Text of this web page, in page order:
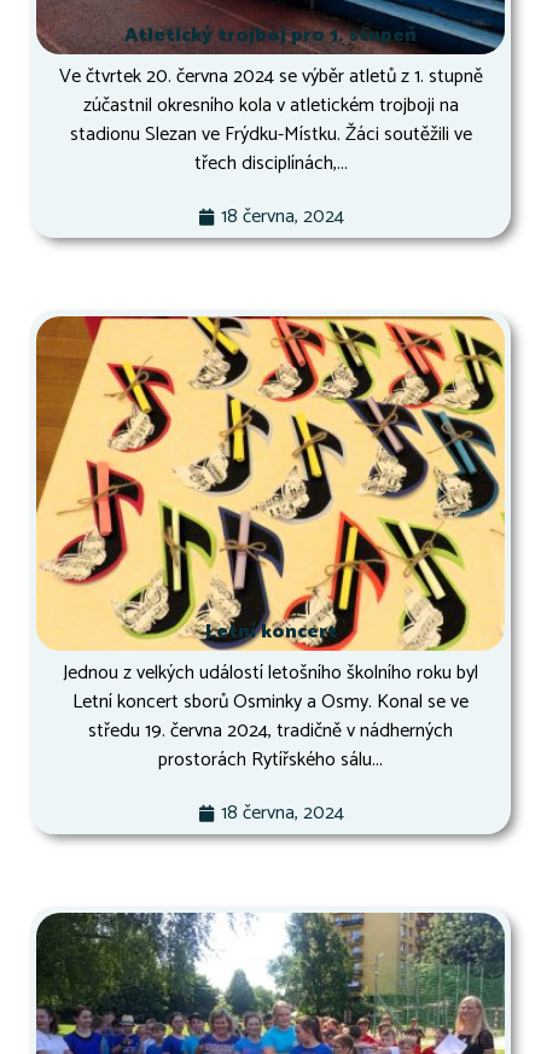
Atletický trojboj pro 1. stupeň
Ve čtvrtek 20. června 2024 se výběr atletů z 1. stupně
zúčastnil okresního kola v atletickém trojboji na
stadionu Slezan ve Frýdku-Místku. Žáci soutěžili ve
třech disciplínách,...
18 června, 2024
Letní koncert
Jednou z velkých událostí letošního školního roku byl
Letní koncert sborů Osminky a Osmy. Konal se ve
středu 19. června 2024, tradičně v nádherných
prostorách Rytířského sálu...
18 června, 2024